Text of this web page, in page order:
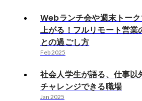
Webランチ会や週末トーク
上がる！フルリモート営業
との過ごし方
Feb 2025
社会人学生が語る、仕事以
チャレンジできる職場
Jan 2025